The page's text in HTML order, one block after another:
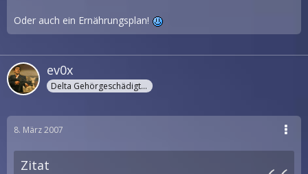
Oder auch ein Ernährungsplan!
ev0x
Delta Gehörgeschädigter
8. März 2007
Zitat